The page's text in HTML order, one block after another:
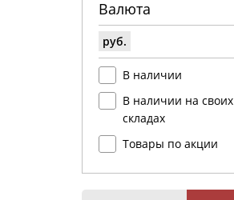
Валюта
руб.
В наличии
В наличии на своих
складах
Товары по акции